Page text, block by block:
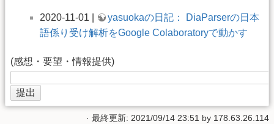
2020-11-01 |
yasuokaの日記： DiaParserの日本
語係り受け解析をGoogle Colaboratoryで動かす
(感想・要望・情報提供)
· 最終更新: 2021/09/14 23:51 by 178.63.26.114